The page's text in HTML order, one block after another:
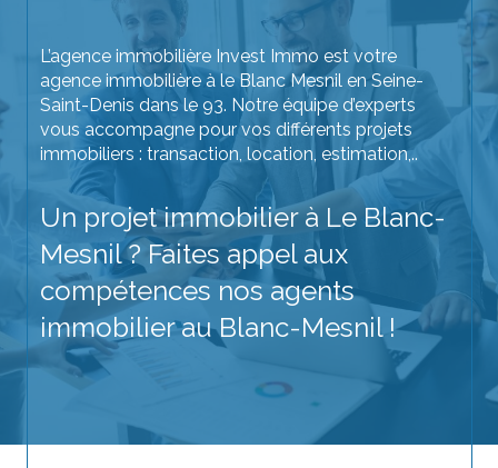
L’agence immobilière Invest Immo est votre
agence immobilière à le Blanc Mesnil en Seine-
Saint-Denis dans le 93. Notre équipe d’experts
vous accompagne pour vos différents projets
immobiliers : transaction, location, estimation,..
Un projet immobilier à Le Blanc-
Mesnil ? Faites appel aux
compétences nos agents
immobilier au Blanc-Mesnil !
Achetez votre prochain bien immobilier sans